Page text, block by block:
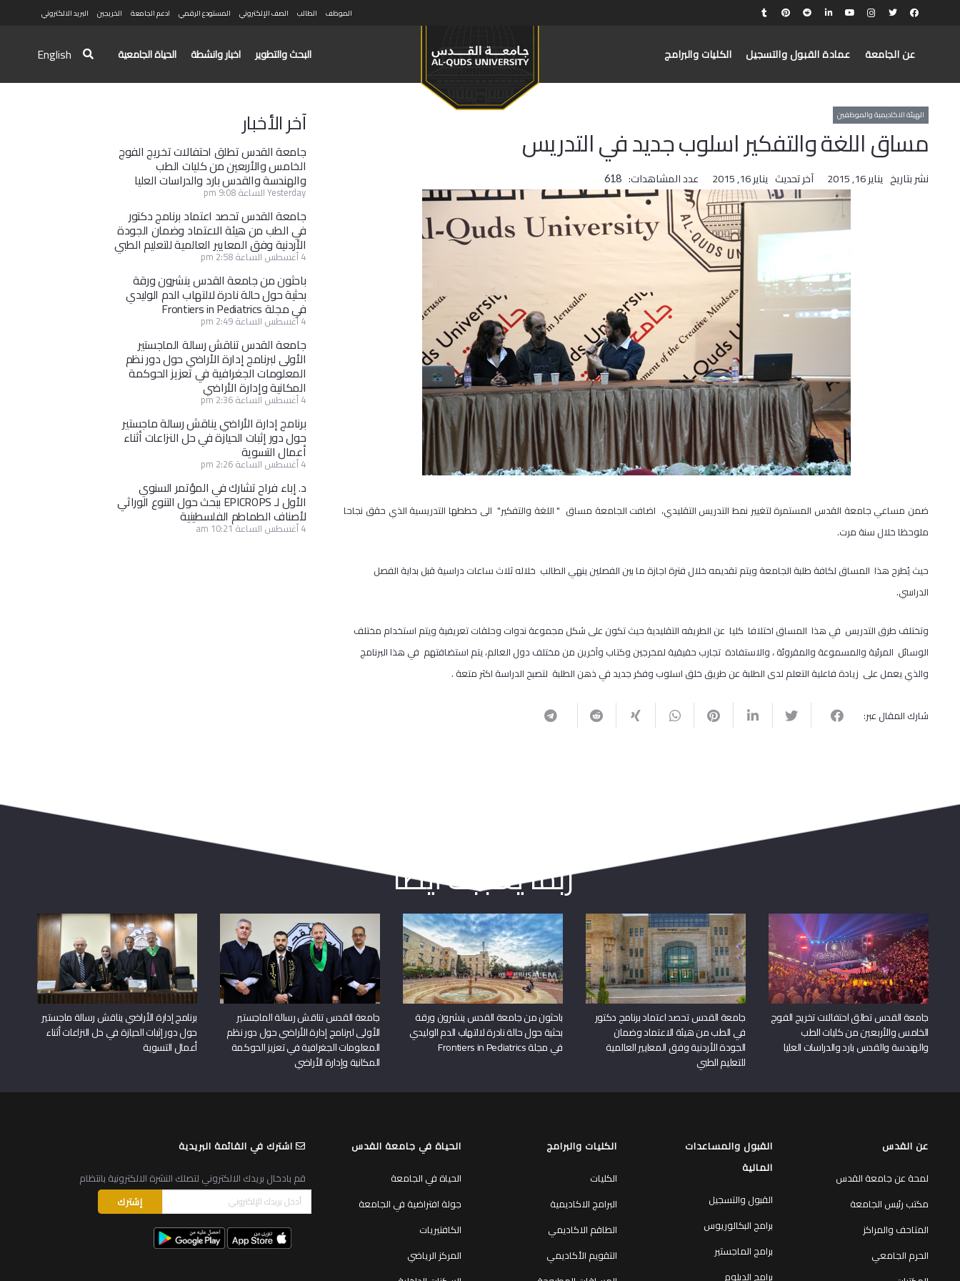
الموظف الطالب الصف الإلكتروني المستودع الرقمي ادعم الجامعة الخريجين البريد الالكتروني
عن الجامعة عمادة القبول والتسجيل الكليات والبرامج البحث والتطوير اخبار وانشطة الحياة الجامعية English
الهيئة الاكاديمية والموظفين
مساق اللغة والتفكير اسلوب جديد في التدريس
نشر بتاريخ يناير 16, 2015 آخر تحديث يناير 16, 2015 عدد المشاهدات: 618
ضمن مساعي جامعة القدس المستمرة لتغيير نمط التدريس التقليدي، اضافت الجامعة مساق " اللغة والتفكير" الى خططها التدريسية الذي حقق نجاحا
ملوحظا خلال سنة مرت.
حيث يُطرح هذا المساق لكافة طلبة الجامعة ويتم تقديمه خلال فترة اجازة ما بين الفصلين ينهي الطالب خلاله ثلاث ساعات دراسية قبل بداية الفصل
الدراسي.
وتختلف طرق التدريس في هذا المساق اختلافا كليا عن الطريقه التقليدية حيث تكون على شكل مجموعة ندوات وحلقات تعريفية ويتم استخدام مختلف
الوسائل المرئية والمسموعة والمقروئة ، والاستفادة تجارب حقيقية لمخرجين وكتاب وآخرين من مختلف دول العالم، يتم استضافتهم في هذا البرنامج
والذي يعمل على زيادة فاعلية التعلم لدى الطلبة عن طريق خلق اسلوب وفكر جديد في ذهن الطلبة لتصبح الدراسة اكثر متعة .
شارك المقال عبر:
آخر الأخبار
جامعة القدس تطلق احتفالات تخريج الفوج
الخامس والأربعين من كليات الطب
والهندسة والقدس بارد والدراسات العليا
Yesterday الساعة 9:08 pm
جامعة القدس تحصد اعتماد برنامج دكتور
في الطب من هيئة الاعتماد وضمان الجودة
الأردنية وفق المعايير العالمية للتعليم الطبي
4 أغسطس الساعة 2:58 pm
باحثون من جامعة القدس ينشرون ورقة
بحثية حول حالة نادرة لالتهاب الدم الوليدي
في مجلة Frontiers in Pediatrics
4 أغسطس الساعة 2:49 pm
جامعة القدس تناقش رسالة الماجستير
الأولى لبرنامج إدارة الأراضي حول دور نظم
المعلومات الجغرافية في تعزيز الحوكمة
المكانية وإدارة الأراضي
4 أغسطس الساعة 2:36 pm
برنامج إدارة الأراضي يناقش رسالة ماجستير
حول دور إثبات الحيازة في حل النزاعات أثناء
أعمال التسوية
4 أغسطس الساعة 2:26 pm
د. إباء فراح تشارك في المؤتمر السنوي
الأول لـ EPICROPS ببحث حول التنوع الوراثي
لأصناف الطماطم الفلسطينية
4 أغسطس الساعة 10:21 am
ربما يعجبك أيضا
جامعة القدس تطلق احتفالات تخريج الفوج
الخامس والأربعين من كليات الطب
والهندسة والقدس بارد والدراسات العليا
جامعة القدس تحصد اعتماد برنامج دكتور
في الطب من هيئة الاعتماد وضمان
الجودة الأردنية وفق المعايير العالمية
للتعليم الطبي
باحثون من جامعة القدس ينشرون ورقة
بحثية حول حالة نادرة لالتهاب الدم الوليدي
في مجلة Frontiers in Pediatrics
جامعة القدس تناقش رسالة الماجستير
الأولى لبرنامج إدارة الأراضي حول دور نظم
المعلومات الجغرافية في تعزيز الحوكمة
المكانية وإدارة الأراضي
برنامج إدارة الأراضي يناقش رسالة ماجستير
حول دور إثبات الحيازة في حل النزاعات أثناء
أعمال التسوية
عن القدس
لمحة عن جامعة القدس
مكتب رئيس الجامعة
المتاحف والمراكز
الحرم الجامعي
القبول والمساعدات
المالية
القبول والتسجيل
برامج البكالوريوس
برامج الماجستير
برامج الدبلوم
الكليات والبرامج
الكليات
البرامج الاكاديمية
الطاقم الاكاديمي
التقويم الأكاديمي
الحياة في جامعة القدس
الحياة في الجامعة
جولة افتراضية في الجامعة
الكافتيريات
المركز الرياضي
اشترك في القائمة البريدية
قم بادخال بريدك الالكتروني لتصلك النشرة الالكترونية بانتظام